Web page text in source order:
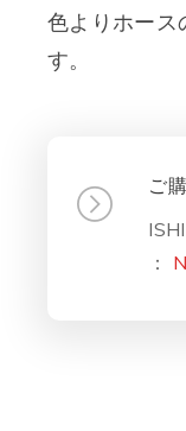
色よりホース
す。
ご
：